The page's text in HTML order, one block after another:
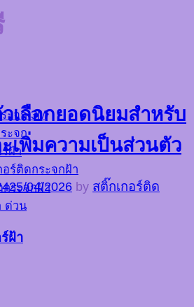
ะจก 3M
ะจก
ฝ้า
ร์ติดกระจกฝ้า
กระจกฝ้า
ด่วน
ฝ้า
เลือกยอดนิยมสำหรับ
เพิ่มความเป็นส่วนตัว
25/04/2026 by สติ๊กเกอร์ติด